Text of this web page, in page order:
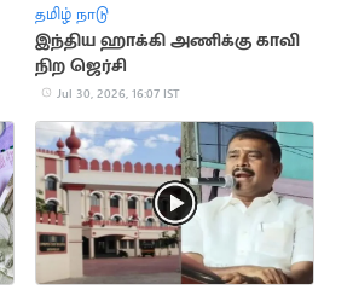
தமிழ் நாடு
இந்திய ஹாக்கி அணிக்கு காவி
நிற ஜெர்சி
Jul 30, 2026, 16:07 IST